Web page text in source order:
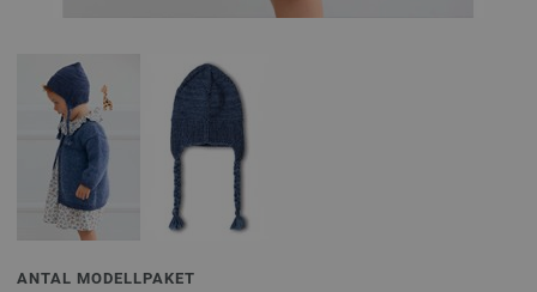
ANTAL MODELLPAKET